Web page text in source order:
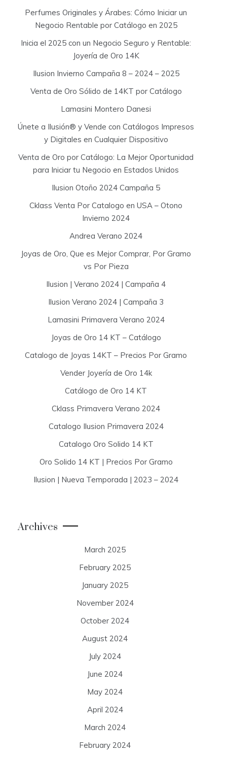
Perfumes Originales y Árabes: Cómo Iniciar un
Negocio Rentable por Catálogo en 2025
Inicia el 2025 con un Negocio Seguro y Rentable:
Joyería de Oro 14K
Ilusion Invierno Campaña 8 – 2024 – 2025
Venta de Oro Sólido de 14KT por Catálogo
Lamasini Montero Danesi
Únete a Ilusión® y Vende con Catálogos Impresos
y Digitales en Cualquier Dispositivo
Venta de Oro por Catálogo: La Mejor Oportunidad
para Iniciar tu Negocio en Estados Unidos
Ilusion Otoño 2024 Campaña 5
Cklass Venta Por Catalogo en USA – Otono
Invierno 2024
Andrea Verano 2024
Joyas de Oro, Que es Mejor Comprar, Por Gramo
vs Por Pieza
Ilusion | Verano 2024 | Campaña 4
Ilusion Verano 2024 | Campaña 3
Lamasini Primavera Verano 2024
Joyas de Oro 14 KT – Catálogo
Catalogo de Joyas 14KT – Precios Por Gramo
Vender Joyería de Oro 14k
Catálogo de Oro 14 KT
Cklass Primavera Verano 2024
Catalogo Ilusion Primavera 2024
Catalogo Oro Solido 14 KT
Oro Solido 14 KT | Precios Por Gramo
Ilusion | Nueva Temporada | 2023 – 2024
Archives
March 2025
February 2025
January 2025
November 2024
October 2024
August 2024
July 2024
June 2024
May 2024
April 2024
March 2024
February 2024